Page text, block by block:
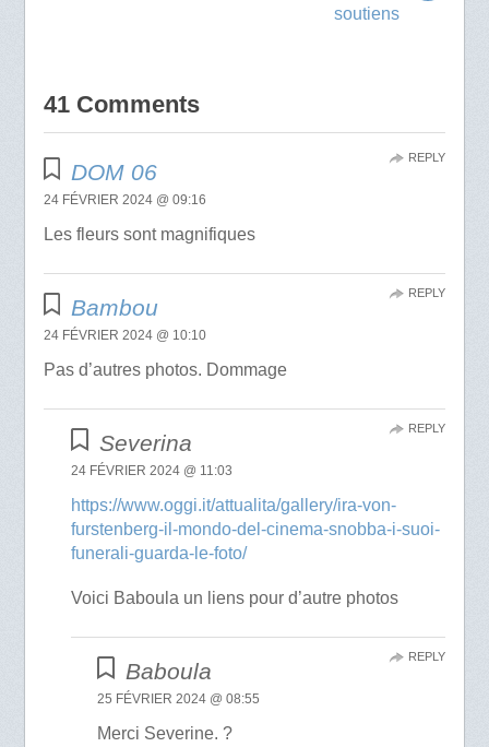
soutiens
41 Comments
DOM 06
24 FÉVRIER 2024 @ 09:16
Les fleurs sont magnifiques
REPLY
Bambou
24 FÉVRIER 2024 @ 10:10
Pas d’autres photos. Dommage
REPLY
Severina
24 FÉVRIER 2024 @ 11:03
https://www.oggi.it/attualita/gallery/ira-von-
furstenberg-il-mondo-del-cinema-snobba-i-suoi-
funerali-guarda-le-foto/
Voici Baboula un liens pour d’autre photos
REPLY
Baboula
25 FÉVRIER 2024 @ 08:55
Merci Severine. ?
REPLY